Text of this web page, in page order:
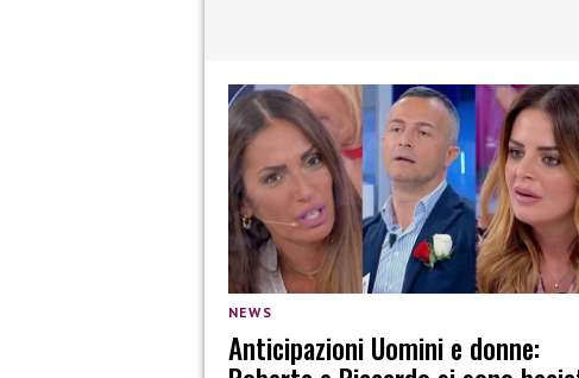
NEWS
Anticipazioni Uomini e donne: